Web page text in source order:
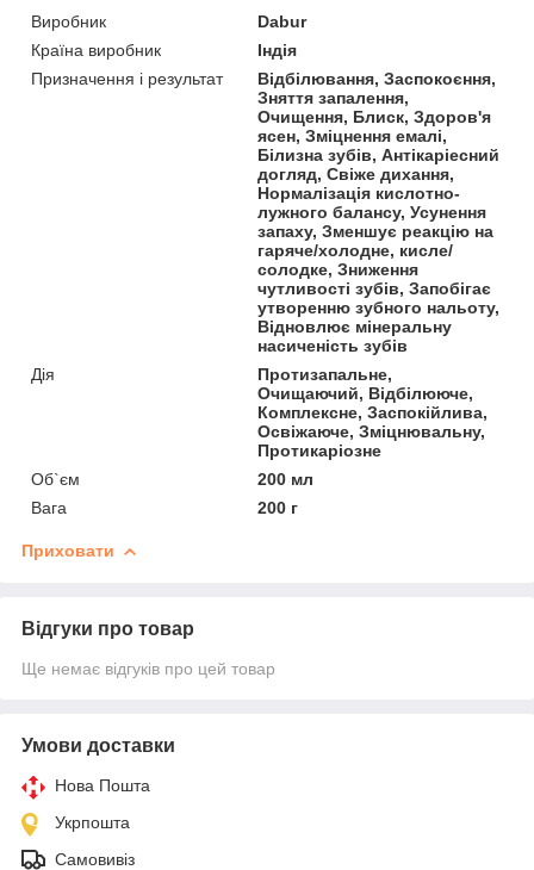
Виробник
Dabur
Країна виробник
Індія
Призначення і результат
Відбілювання, Заспокоєння,
Зняття запалення,
Очищення, Блиск, Здоров'я
ясен, Зміцнення емалі,
Білизна зубів, Антікаріесний
догляд, Свіже дихання,
Нормалізація кислотно-
лужного балансу, Усунення
запаху, Зменшує реакцію на
гаряче/холодне, кисле/
солодке, Зниження
чутливості зубів, Запобігає
утворенню зубного нальоту,
Відновлює мінеральну
насиченість зубів
Дія
Протизапальне,
Очищаючий, Відбілююче,
Комплексне, Заспокійлива,
Освіжаюче, Зміцнювальну,
Протикаріозне
Об`єм
200 мл
Вага
200 г
Приховати
Відгуки про товар
Ще немає відгуків про цей товар
Умови доставки
Нова Пошта
Укрпошта
Самовивіз